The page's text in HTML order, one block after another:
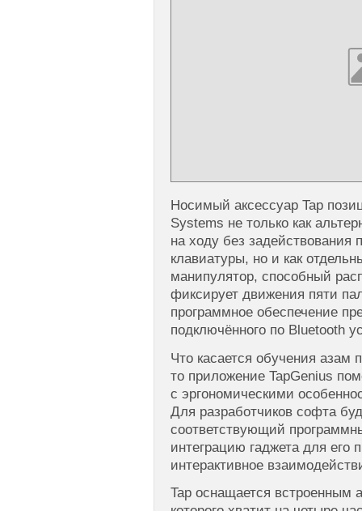
Носимый аксессуар Tap
Systems не только как
на ходу без задействования
клавиатуры, но и как
манипулятор, способный
фиксирует движения пяти
программное обеспечение
подключённого по Bluetooth
Что касается обучения азам
то приложение TapGenius
с эргономическими
Для разработчиков софта
соответствующий
интеграцию гаджета для его
интерактивное
Tap оснащается встроенным